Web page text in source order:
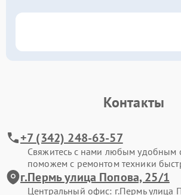
Контакты
+7 (342) 248-63-57
Свяжитесь с нами любым удобным
поможем с ремонтом техники
г.Пермь улица Попова, 25/1
Центральный офис: г.Пермь улица